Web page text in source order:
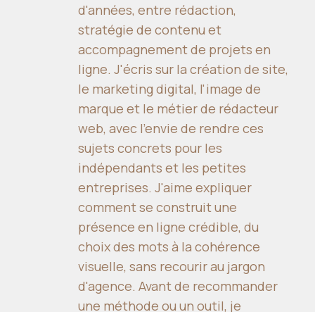
d'années, entre rédaction,
stratégie de contenu et
accompagnement de projets en
ligne. J'écris sur la création de site,
le marketing digital, l'image de
marque et le métier de rédacteur
web, avec l'envie de rendre ces
sujets concrets pour les
indépendants et les petites
entreprises. J'aime expliquer
comment se construit une
présence en ligne crédible, du
choix des mots à la cohérence
visuelle, sans recourir au jargon
d'agence. Avant de recommander
une méthode ou un outil, je